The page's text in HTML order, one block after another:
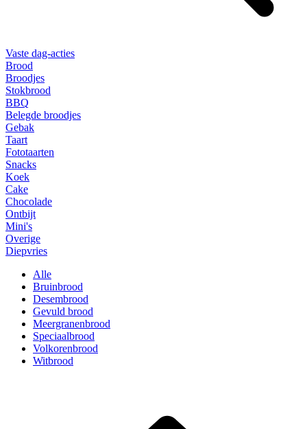
Vaste dag-acties
Brood
Broodjes
Stokbrood
BBQ
Belegde broodjes
Gebak
Taart
Fototaarten
Snacks
Koek
Cake
Chocolade
Ontbijt
Mini's
Overige
Diepvries
Alle
Bruinbrood
Desembrood
Gevuld brood
Meergranenbrood
Speciaalbrood
Volkorenbrood
Witbrood